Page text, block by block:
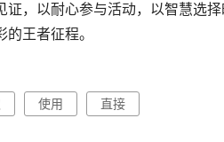
证，以耐心参与活动，以智慧选
王者征程。
使用 直接